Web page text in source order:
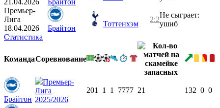
Премьер-
Лига
18.04.2026
Брайтон
Тоттенхэм
2:2
Не сыграет:
ушиб
Статистика
КомандаСоревнование
Брайтон
Премьер-
Лига
2025/2026
201 1 1 7777 21 132 0 0